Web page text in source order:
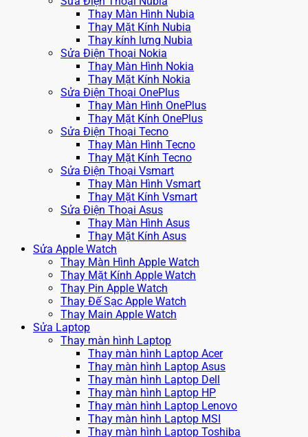
Thay Màn Hình Nubia
Thay Mặt Kính Nubia
Thay kính lưng Nubia
Sửa Điện Thoại Nokia
Thay Màn Hình Nokia
Thay Mặt Kính Nokia
Sửa Điện Thoại OnePlus
Thay Màn Hình OnePlus
Thay Mặt Kính OnePlus
Sửa Điện Thoại Tecno
Thay Màn Hình Tecno
Thay Mặt Kính Tecno
Sửa Điện Thoại Vsmart
Thay Màn Hình Vsmart
Thay Mặt Kính Vsmart
Sửa Điện Thoại Asus
Thay Màn Hình Asus
Thay Mặt Kính Asus
Sửa Apple Watch
Thay Màn Hình Apple Watch
Thay Mặt Kính Apple Watch
Thay Pin Apple Watch
Thay Đế Sạc Apple Watch
Thay Main Apple Watch
Sửa Laptop
Thay màn hình Laptop
Thay màn hình Laptop Acer
Thay màn hình Laptop Asus
Thay màn hình Laptop Dell
Thay màn hình Laptop HP
Thay màn hình Laptop Lenovo
Thay màn hình Laptop MSI
Thay màn hình Laptop Toshiba